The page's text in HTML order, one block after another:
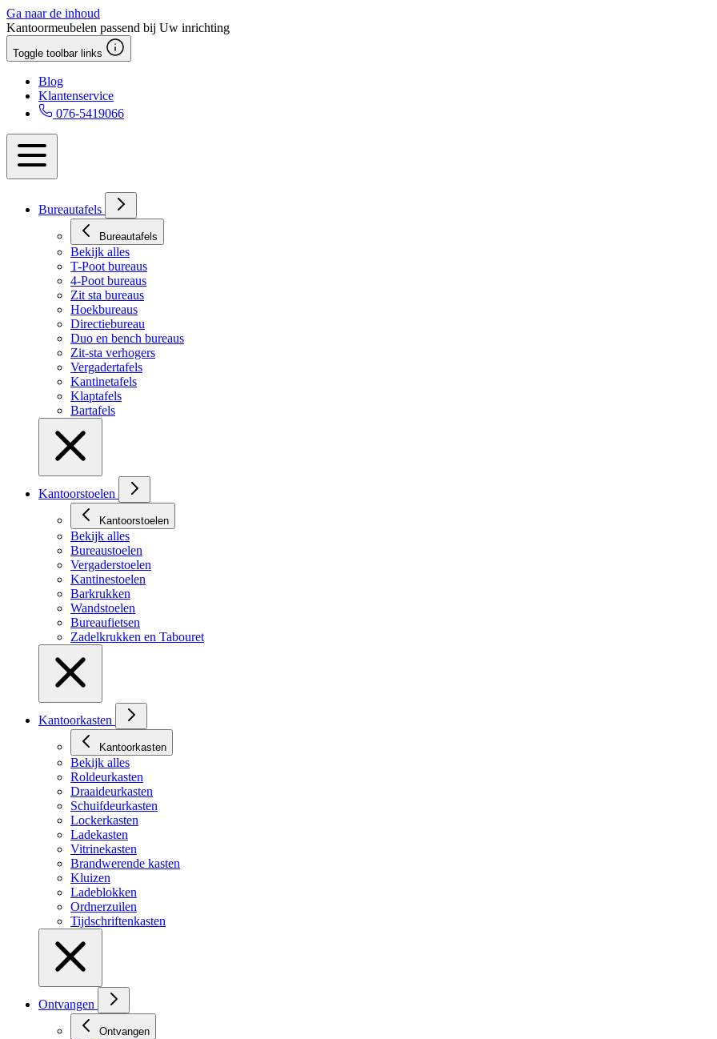
Ga naar de inhoud
Kantoormeubelen passend bij Uw inrichting
Toggle toolbar links
Blog
Klantenservice
076-5419066
Bureautafels
Bureautafels
Bekijk alles
T-Poot bureaus
4-Poot bureaus
Zit sta bureaus
Hoekbureaus
Directiebureau
Duo en bench bureaus
Zit-sta verhogers
Vergadertafels
Kantinetafels
Klaptafels
Bartafels
Kantoorstoelen
Kantoorstoelen
Bekijk alles
Bureaustoelen
Vergaderstoelen
Kantinestoelen
Barkrukken
Wandstoelen
Bureaufietsen
Zadelkrukken en Tabouret
Kantoorkasten
Kantoorkasten
Bekijk alles
Roldeurkasten
Draaideurkasten
Schuifdeurkasten
Lockerkasten
Ladekasten
Vitrinekasten
Brandwerende kasten
Kluizen
Ladeblokken
Ordnerzuilen
Tijdschriftenkasten
Ontvangen
Ontvangen